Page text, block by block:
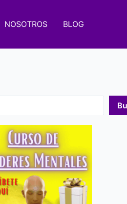
NOSOTROS BLOG